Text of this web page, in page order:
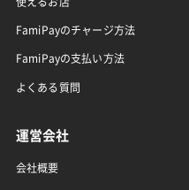
FamiPayのチャージ方法
FamiPayの支払い方法
よくある質問
運営会社
会社概要